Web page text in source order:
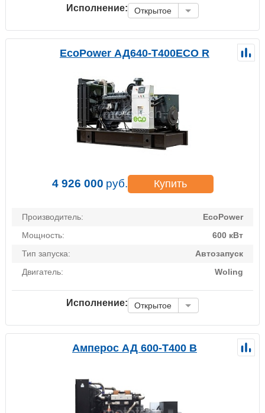
Исполнение: Открытое
EcoPower АД640-T400ECO R
4 926 000 руб. Купить
Производитель:
EcoPower
Мощность:
600 кВт
Тип запуска:
Автозапуск
Двигатель:
Woling
Исполнение: Открытое
Амперос АД 600-Т400 B